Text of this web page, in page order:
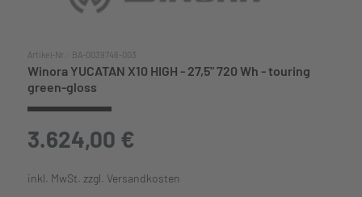
Artikel-Nr.: BA-0039746-003
Winora YUCATAN X10 HIGH - 27,5" 720 Wh - touring
green-gloss
3.624,00 €
inkl. MwSt. zzgl. Versandkosten